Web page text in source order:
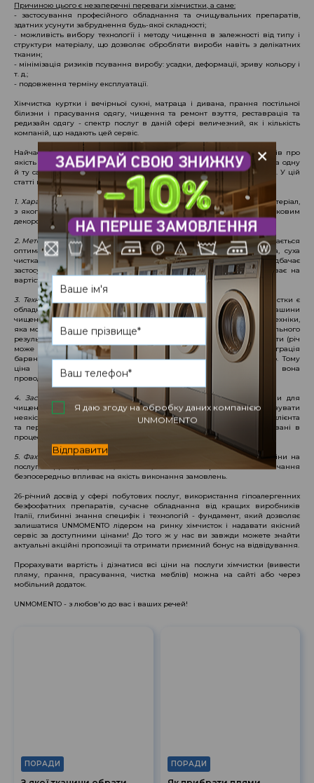
Причиною цього є незаперечні переваги хімчистки, а саме:
- застосування професійного обладнання та очищувальних препаратів,
здатних усунути забруднення будь-якої складності;
- можливість вибору технології і методу чищення в залежності від типу і
структури матеріалу, що дозволяє обробляти вироби навіть з делікатних
тканин;
- мінімізація ризиків псування виробу: усадки, деформації, зриву кольору і
т. д.;
- подовження терміну експлуатації.
Хімчистка куртки і вечірньої сукні, матраца і дивана, прання постільної
білизни і прасування одягу, чищення та ремонт взуття, реставрація та
редизайн одягу - спектр послуг в даній сфері величезний, як і кількість
компаній, що надають цей сервіс.
Найчастіше на вибір хімчистки впливають не тільки відгуки клієнтів про
якість послуг, що надаються, але і ціна на них. Буває, що вартість на одну
й ту саму послугу в різних компаніях може відрізнятися в 1,5-2 рази. У цій
статті ми розберемо, від чого залежать ціни на хімчистку.
1. Характеристика виробу.На ціну безпосередньо впливає фасон, матеріал,
з якого виконана річ (однорідна тканина або комбінована з додатковим
декором і т.д.), розмір, складність і ступінь забруднення.
2. Метод обробки.Залежно від перерахованих вище факторів визначається
оптимальний вид обробки: аква-чистка, суха вуглеводнева чистка, суха
чистка перхлоретиленом і ручна чистка. Кожна з них передбачає
застосування різних очисних засобів і технологій, що також впливає на
вартість.
3. Технічне оснащення.
Одним з ключових елементів в роботі хімчистки є
обладнання. Кабіни для виведення плям, багатофункціональні машини
чищення, парогенератори і прасувальні столи - це лише частина техніки,
яка може застосовуватися для обробки 1-ї речі, щоб досягти максимального
результату. Неякісне обладнання може пошкодити виріб: деформувати (річ
може "сісти" або розтягнутися), зірвати колір (вигорання, міграція
барвників), залишити ласи після прасування або зіпсувати декор. Тому
ціна на чистку також залежить від обладнання, на якому вона
проводиться.
4. Засоби для виведення плям.
Аналогічна ситуація і з засобами для
чищення. У бажанні заощадити деякі компанії можуть використовувати
неякісну агресивну хімію, піддаючи ризику, як виріб, так і здоров'я клієнта
та персоналу. Тому важливо знати, які препарати будуть застосовані в
процесі обробки.
5. Фахівці. Кваліфікація персоналу також є частиною формування ціни на
послуги. Досвід роботи, знання, постійний розвиток і навчання
безпосередньо впливає на якість виконання замовлень.
26-річний досвід у сфері побутових послуг, використання гіпоалергенних
безфосфатних препаратів, сучасне обладнання від кращих виробників
Італії, глибинні знання специфік і технологій - фундамент, який дозволяє
залишатися UNMOMENTO лідером на ринку хімчисток і надавати якісний
сервіс за доступними цінами! До того ж у нас ви завжди можете знайти
актуальні акційні пропозиції та отримати приємний бонус на відвідування.
Прорахувати вартість і дізнатися всі ціни на послуги хімчистки (вивести
пляму, прання, прасування, чистка меблів) можна на сайті або через
мобільний додаток.
UNMOMENTO - з любов'ю до вас і ваших речей!
ПОРАДИ ПОРАДИ
+
Я даю згоду на обробку даних компанією
UNMOMENTO
Відправити